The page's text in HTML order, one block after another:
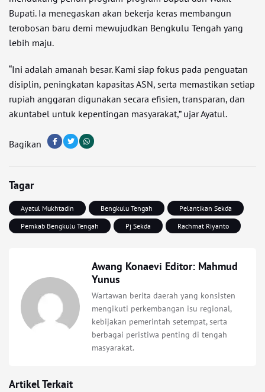
Bupati. Ia menegaskan akan bekerja keras membangun
terobosan baru demi mewujudkan Bengkulu Tengah yang
lebih maju.
“Ini adalah amanah besar. Kami siap fokus pada penguatan
disiplin, peningkatan kapasitas ASN, serta memastikan setiap
rupiah anggaran digunakan secara efisien, transparan, dan
akuntabel untuk kepentingan masyarakat,” ujar Ayatul.
Bagikan
Tagar
Ayatul Mukhtadin Bengkulu Tengah
Pelantikan Sekda
Pemkab Bengkulu Tengah
Pj Sekda Rachmat Riyanto
Awang Konaevi Editor: Mahmud
Yunus
Wartawan berita daerah yang konsisten
mengikuti perkembangan isu regional,
kebijakan pemerintah setempat, serta
berbagai peristiwa penting di tengah
masyarakat.
Artikel Terkait